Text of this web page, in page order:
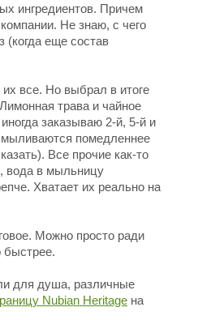
ингредиентов. Причем
Не знаю, с чего
(когда еще состав
все. Но выбрал в итоге
трава и чайное
заказываю 2-й, 5-й и
помедленнее
Все прочие как-то
вода в мыльницу
Хватает их реально на
Можно просто ради
быстрее.
для душа, различные
Nubian Heritage на